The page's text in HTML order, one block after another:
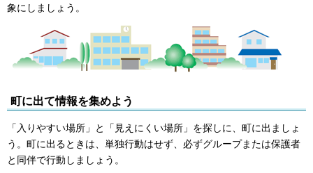
象にしましょう。
町に出て情報を集めよう
「入りやすい場所」と「見えにくい場所」を探しに、町に出ましょ
う。町に出るときは、単独行動はせず、必ずグループまたは保護者
と同伴で行動しましょう。